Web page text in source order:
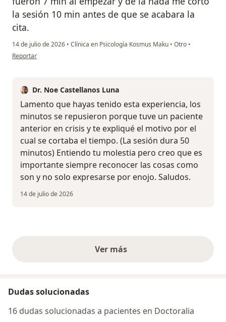
la sesión 10 min antes de que se acabara la
cita.
14 de julio de 2026 • Clínica en Psicología Kosmus Maku • Otro •
en opinión del usuario Calderon
Reportar
Dr. Noe Castellanos Luna
Lamento que hayas tenido esta experiencia, los
minutos se repusieron porque tuve un paciente
anterior en crisis y te expliqué el motivo por el
cual se cortaba el tiempo. (La sesión dura 50
minutos) Entiendo tu molestia pero creo que es
importante siempre reconocer las cosas como
son y no solo expresarse por enojo. Saludos.
14 de julio de 2026
Ver másopiniones anteriores
Dudas solucionadas
16 dudas solucionadas a pacientes en Doctoralia